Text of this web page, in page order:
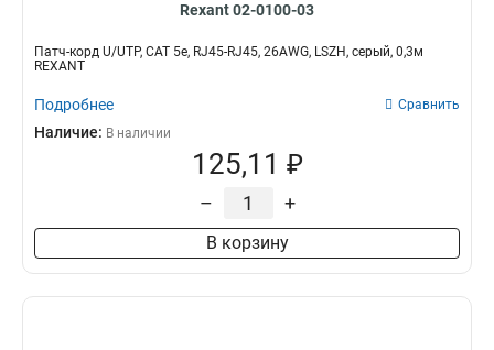
Rexant 02-0100-03
Патч-корд U/UTP, CAT 5e, RJ45-RJ45, 26AWG, LSZH, серый, 0,3м
REXANT
Подробнее Сравнить
Наличие: В наличии
125,11 ₽
– +
В корзину